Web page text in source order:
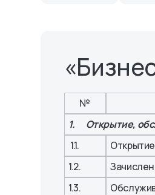
№
1. Открытие,
1.1.
1.2.
1.3.